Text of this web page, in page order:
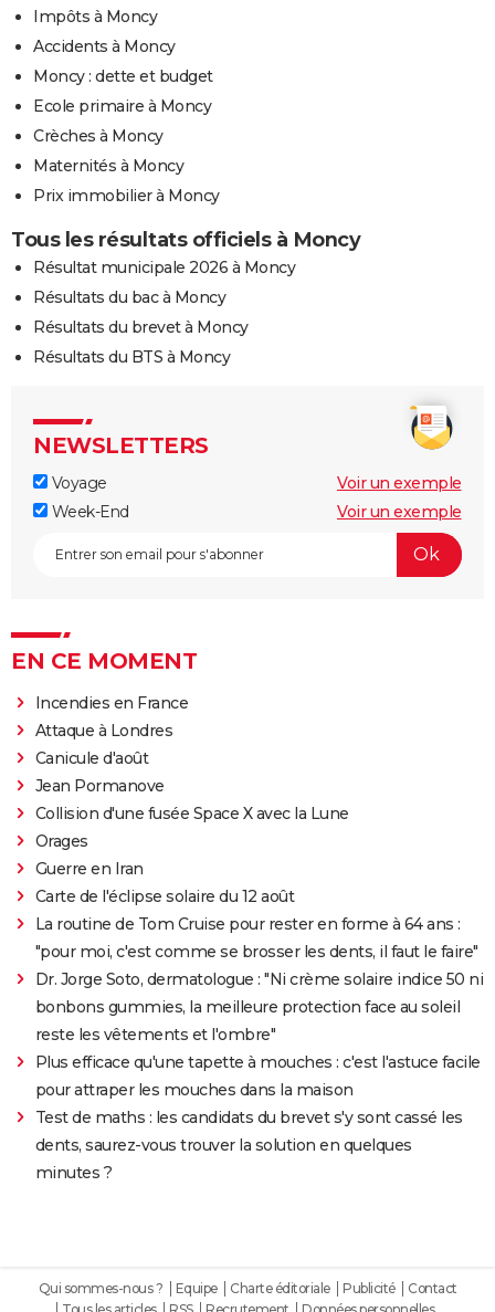
Impôts à Moncy
Accidents à Moncy
Moncy : dette et budget
Ecole primaire à Moncy
Crèches à Moncy
Maternités à Moncy
Prix immobilier à Moncy
Tous les résultats officiels à Moncy
Résultat municipale 2026 à Moncy
Résultats du bac à Moncy
Résultats du brevet à Moncy
Résultats du BTS à Moncy
NEWSLETTERS
Voyage
Voir un exemple
Week-End
Voir un exemple
EN CE MOMENT
Incendies en France
Attaque à Londres
Canicule d'août
Jean Pormanove
Collision d'une fusée Space X avec la Lune
Orages
Guerre en Iran
Carte de l'éclipse solaire du 12 août
La routine de Tom Cruise pour rester en forme à 64 ans :
"pour moi, c'est comme se brosser les dents, il faut le faire"
Dr. Jorge Soto, dermatologue : "Ni crème solaire indice 50 ni
bonbons gummies, la meilleure protection face au soleil
reste les vêtements et l'ombre"
Plus efficace qu'une tapette à mouches : c'est l'astuce facile
pour attraper les mouches dans la maison
Test de maths : les candidats du brevet s'y sont cassé les
dents, saurez-vous trouver la solution en quelques
minutes ?
Qui sommes-nous ? Equipe Charte éditoriale Publicité
Contact